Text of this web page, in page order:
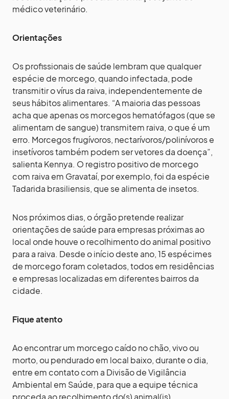
médico veterinário.
Orientações
Os profissionais de saúde lembram que qualquer
espécie de morcego, quando infectada, pode
transmitir o vírus da raiva, independentemente de
seus hábitos alimentares. “A maioria das pessoas
acha que apenas os morcegos hematófagos (que se
alimentam de sangue) transmitem raiva, o que é um
erro. Morcegos frugívoros, nectarívoros/polinívoros e
insetívoros também podem ser vetores da doença”,
salienta Kennya. O registro positivo de morcego
com raiva em Gravataí, por exemplo, foi da espécie
Tadarida brasiliensis, que se alimenta de insetos.
Nos próximos dias, o órgão pretende realizar
orientações de saúde para empresas próximas ao
local onde houve o recolhimento do animal positivo
para a raiva. Desde o início deste ano, 15 espécimes
de morcego foram coletados, todos em residências
e empresas localizadas em diferentes bairros da
cidade.
Fique atento
Ao encontrar um morcego caído no chão, vivo ou
morto, ou pendurado em local baixo, durante o dia,
entre em contato com a Divisão de Vigilância
Ambiental em Saúde, para que a equipe técnica
proceda ao recolhimento do(s) animal(is).